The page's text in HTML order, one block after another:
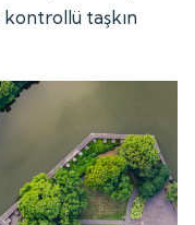
taşkın